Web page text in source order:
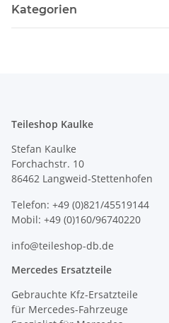
Kategorien
Teileshop Kaulke
Stefan Kaulke
Forchachstr. 10
86462 Langweid-Stettenhofen
Telefon: +49 (0)821/45519144
Mobil: +49 (0)160/96740220
info@teileshop-db.de
Mercedes Ersatzteile
Gebrauchte Kfz-Ersatzteile
für Mercedes-Fahrzeuge